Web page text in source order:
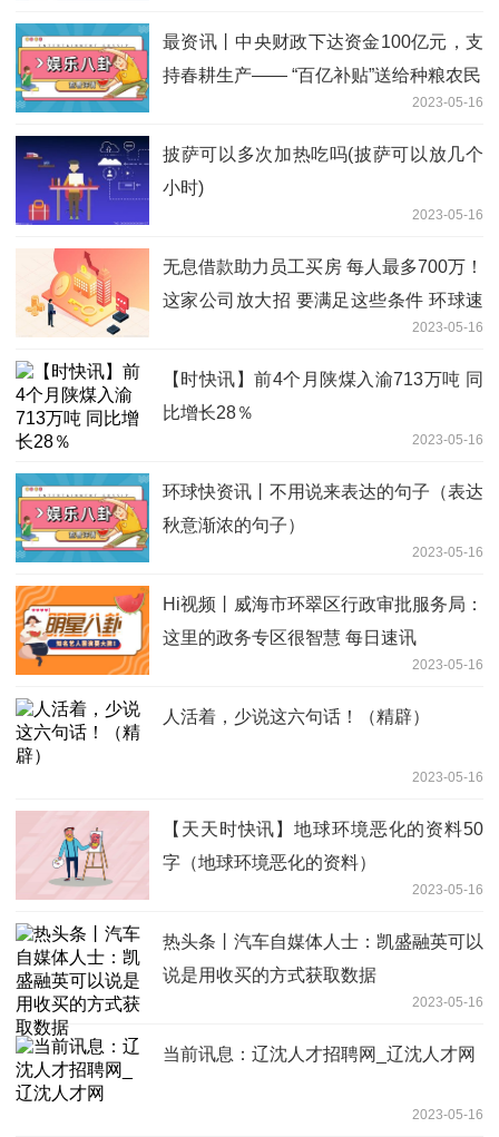
最资讯丨中央财政下达资金100亿元，支
持春耕生产—— “百亿补贴”送给种粮农民
2023-05-16
披萨可以多次加热吃吗(披萨可以放几个
小时)
2023-05-16
无息借款助力员工买房 每人最多700万！
这家公司放大招 要满足这些条件 环球速
2023-05-16
【时快讯】前4个月陕煤入渝713万吨 同
比增长28％
2023-05-16
环球快资讯丨不用说来表达的句子（表达
秋意渐浓的句子）
2023-05-16
Hi视频丨威海市环翠区行政审批服务局：
这里的政务专区很智慧 每日速讯
2023-05-16
人活着，少说这六句话！（精辟）
2023-05-16
【天天时快讯】地球环境恶化的资料50
字（地球环境恶化的资料）
2023-05-16
热头条丨汽车自媒体人士：凯盛融英可以
说是用收买的方式获取数据
2023-05-16
当前讯息：辽沈人才招聘网_辽沈人才网
2023-05-16